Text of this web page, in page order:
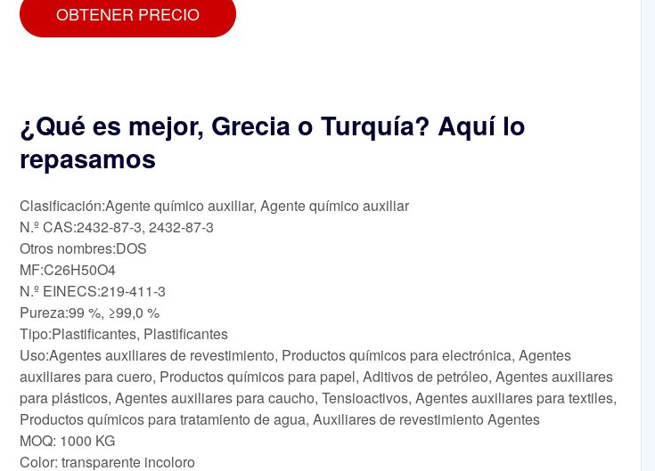
OBTENER PRECIO
¿Qué es mejor, Grecia o Turquía? Aquí lo
repasamos
Clasificación:Agente químico auxiliar, Agente químico auxiliar
N.º CAS:2432-87-3, 2432-87-3
Otros nombres:DOS
MF:C26H50O4
N.º EINECS:219-411-3
Pureza:99 %, ≥99,0 %
Tipo:Plastificantes, Plastificantes
Uso:Agentes auxiliares de revestimiento, Productos químicos para electrónica, Agentes
auxiliares para cuero, Productos químicos para papel, Aditivos de petróleo, Agentes auxiliares
para plásticos, Agentes auxiliares para caucho, Tensioactivos, Agentes auxiliares para textiles,
Productos químicos para tratamiento de agua, Auxiliares de revestimiento Agentes
MOQ: 1000 KG
Color: transparente incoloro